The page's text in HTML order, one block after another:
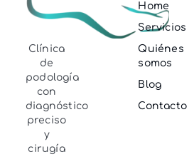
Clínica
de
podología
con
diagnóstico
preciso
y
cirugía
Home
Servicios
Quiénes
somos
Blog
Contacto